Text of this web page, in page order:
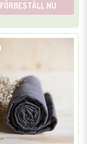
FÖRBESTÄLL NU